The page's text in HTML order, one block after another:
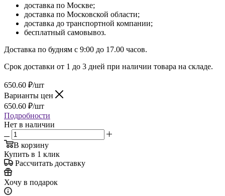
доставка по Москве;
доставка по Московской области;
доставка до транспортной компании;
бесплатный самовывоз.
Доставка по будням с 9:00 до 17.00 часов.
Срок доставки от 1 до 3 дней при наличии товара на складе.
650.60 ₽/шт
Варианты цен
650.60 ₽/шт
Подробности
Нет в наличии
В корзину
Купить в 1 клик
Рассчитать доставку
Хочу в подарок